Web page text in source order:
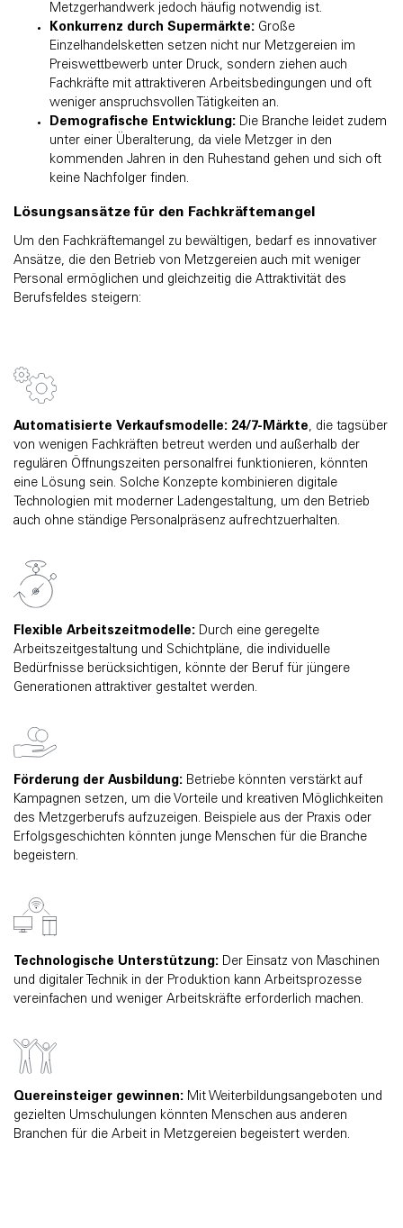
Metzgerhandwerk jedoch häufig notwendig ist.
Konkurrenz durch Supermärkte: Große
Einzelhandelsketten setzen nicht nur Metzgereien im
Preiswettbewerb unter Druck, sondern ziehen auch
Fachkräfte mit attraktiveren Arbeitsbedingungen und oft
weniger anspruchsvollen Tätigkeiten an.
Demografische Entwicklung: Die Branche leidet zudem
unter einer Überalterung, da viele Metzger in den
kommenden Jahren in den Ruhestand gehen und sich oft
keine Nachfolger finden.
Lösungsansätze für den Fachkräftemangel
Um den Fachkräftemangel zu bewältigen, bedarf es innovativer
Ansätze, die den Betrieb von Metzgereien auch mit weniger
Personal ermöglichen und gleichzeitig die Attraktivität des
Berufsfeldes steigern:
Automatisierte Verkaufsmodelle: 24/7-Märkte, die tagsüber
von wenigen Fachkräften betreut werden und außerhalb der
regulären Öffnungszeiten personalfrei funktionieren, könnten
eine Lösung sein. Solche Konzepte kombinieren digitale
Technologien mit moderner Ladengestaltung, um den Betrieb
auch ohne ständige Personalpräsenz aufrechtzuerhalten.
Flexible Arbeitszeitmodelle: Durch eine geregelte
Arbeitszeitgestaltung und Schichtpläne, die individuelle
Bedürfnisse berücksichtigen, könnte der Beruf für jüngere
Generationen attraktiver gestaltet werden.
Förderung der Ausbildung: Betriebe könnten verstärkt auf
Kampagnen setzen, um die Vorteile und kreativen Möglichkeiten
des Metzgerberufs aufzuzeigen. Beispiele aus der Praxis oder
Erfolgsgeschichten könnten junge Menschen für die Branche
begeistern.
Technologische Unterstützung: Der Einsatz von Maschinen
und digitaler Technik in der Produktion kann Arbeitsprozesse
vereinfachen und weniger Arbeitskräfte erforderlich machen.
Quereinsteiger gewinnen: Mit Weiterbildungsangeboten und
gezielten Umschulungen könnten Menschen aus anderen
Branchen für die Arbeit in Metzgereien begeistert werden.